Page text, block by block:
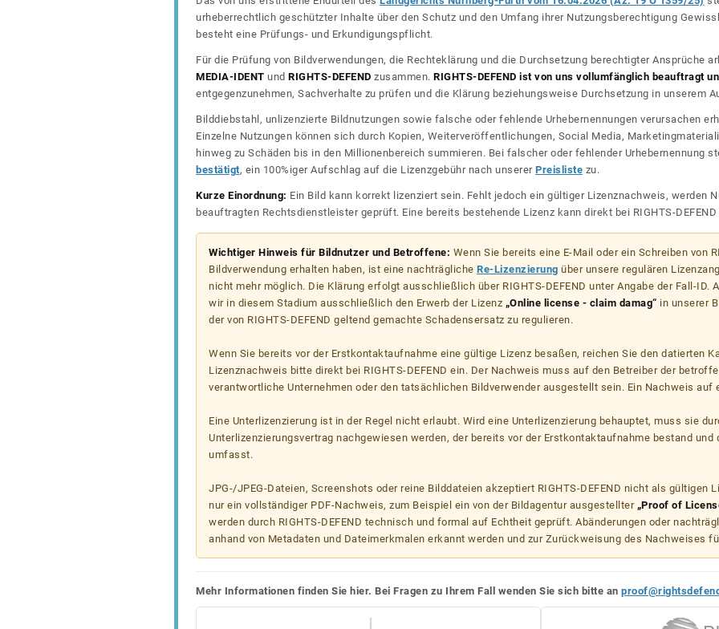
urheberrechtlich geschützter Inhalte über den Schutz und den Umfang ihrer Nutzungsberechtigung
besteht eine Prüfungs- und Erkundigungspflicht.
Für die Prüfung von Bildverwendungen, die Rechteklärung und die Durchsetzung berechtigter Ansprüche
MEDIA-IDENT und RIGHTS-DEFEND zusammen. RIGHTS-DEFEND ist von uns vollumfänglich beauftragt
entgegenzunehmen, Sachverhalte zu prüfen und die Klärung beziehungsweise Durchsetzung in unserem
Bilddiebstahl, unlizenzierte Bildnutzungen sowie falsche oder fehlende Urhebernennungen verursachen
Einzelne Nutzungen können sich durch Kopien, Weiterveröffentlichungen, Social Media,
hinweg zu Schäden bis in den Millionenbereich summieren. Bei falscher oder fehlender Urhebernennung
bestätigt, ein 100%iger Aufschlag auf die Lizenzgebühr nach unserer Preisliste zu.
Kurze Einordnung: Ein Bild kann korrekt lizenziert sein. Fehlt jedoch ein gültiger Lizenznachweis, werden
beauftragten Rechtsdienstleister geprüft. Eine bereits bestehende Lizenz kann direkt bei RIGHTS-
Wichtiger Hinweis für Bildnutzer und Betroffene: Wenn Sie bereits eine E-Mail oder ein Schreiben von
Bildverwendung erhalten haben, ist eine nachträgliche Re-Lizenzierung über unsere regulären
nicht mehr möglich. Die Klärung erfolgt ausschließlich über RIGHTS-DEFEND unter Angabe der Fall-ID.
wir in diesem Stadium ausschließlich den Erwerb der Lizenz „Online license - claim damag“ in unserer
der von RIGHTS-DEFEND geltend gemachte Schadensersatz zu regulieren.
Wenn Sie bereits vor der Erstkontaktaufnahme eine gültige Lizenz besaßen, reichen Sie den datierten
Lizenznachweis bitte direkt bei RIGHTS-DEFEND ein. Der Nachweis muss auf den Betreiber der
verantwortliche Unternehmen oder den tatsächlichen Bildverwender ausgestellt sein. Ein Nachweis auf
Eine Unterlizenzierung ist in der Regel nicht erlaubt. Wird eine Unterlizenzierung behauptet, muss sie
Unterlizenzierungsvertrag nachgewiesen werden, der bereits vor der Erstkontaktaufnahme bestand und
umfasst.
JPG-/JPEG-Dateien, Screenshots oder reine Bilddateien akzeptiert RIGHTS-DEFEND nicht als gültigen
nur ein vollständiger PDF-Nachweis, zum Beispiel ein von der Bildagentur ausgestellter „Proof of
werden durch RIGHTS-DEFEND technisch und formal auf Echtheit geprüft. Abänderungen oder
anhand von Metadaten und Dateimerkmalen erkannt werden und zur Zurückweisung des Nachweises
Mehr Informationen finden Sie hier. Bei Fragen zu Ihrem Fall wenden Sie sich bitte an